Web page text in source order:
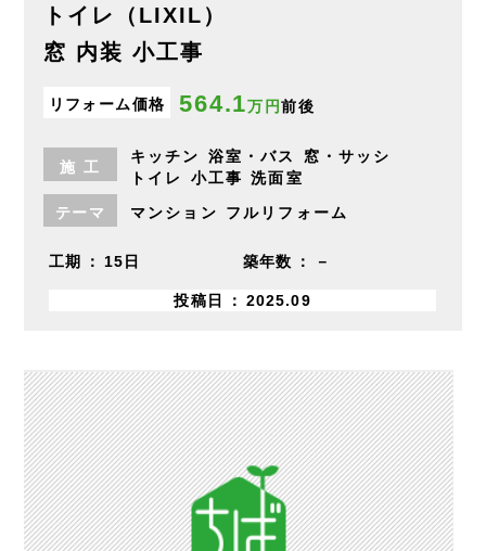
トイレ（LIXIL）
窓 内装 小工事
リフォーム価格 564.1万円前後
施 工
キッチン 浴室・バス
窓・サッシ
トイレ
小工事 洗面室
テーマ マンション フルリフォーム
工期 15日 築年数 －
投稿日 2025.09